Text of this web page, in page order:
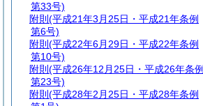
第33号)
附則 (平成21年3月25日・平成21年条例
第6号)
附則 (平成22年6月29日・平成22年条例
第10号)
附則 (平成26年12月25日・平成26年条例
第23号)
附則 (平成28年2月25日・平成28年条例